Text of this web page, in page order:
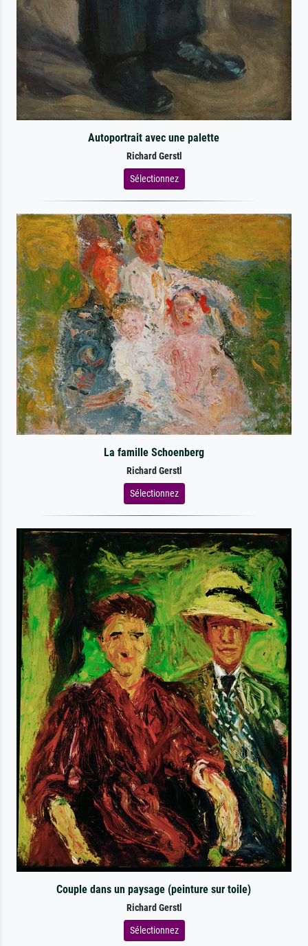
Autoportrait avec une palette
Richard Gerstl
Sélectionnez
La famille Schoenberg
Richard Gerstl
Sélectionnez
Couple dans un paysage (peinture sur toile)
Richard Gerstl
Sélectionnez